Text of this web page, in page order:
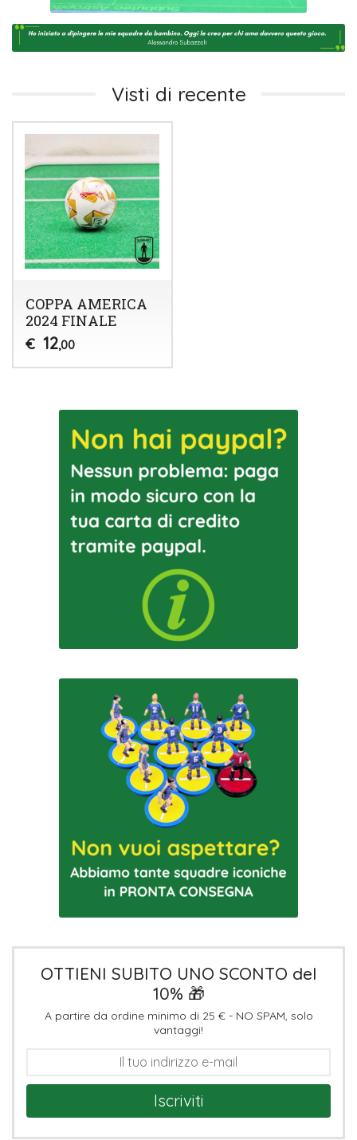
Visti di recente
COPPA AMERICA
2024 FINALE
€ 12,00
OTTIENI SUBITO UNO SCONTO del
10% 🎁
A partire da ordine minimo di 25 € - NO SPAM, solo
vantaggi!
Iscriviti